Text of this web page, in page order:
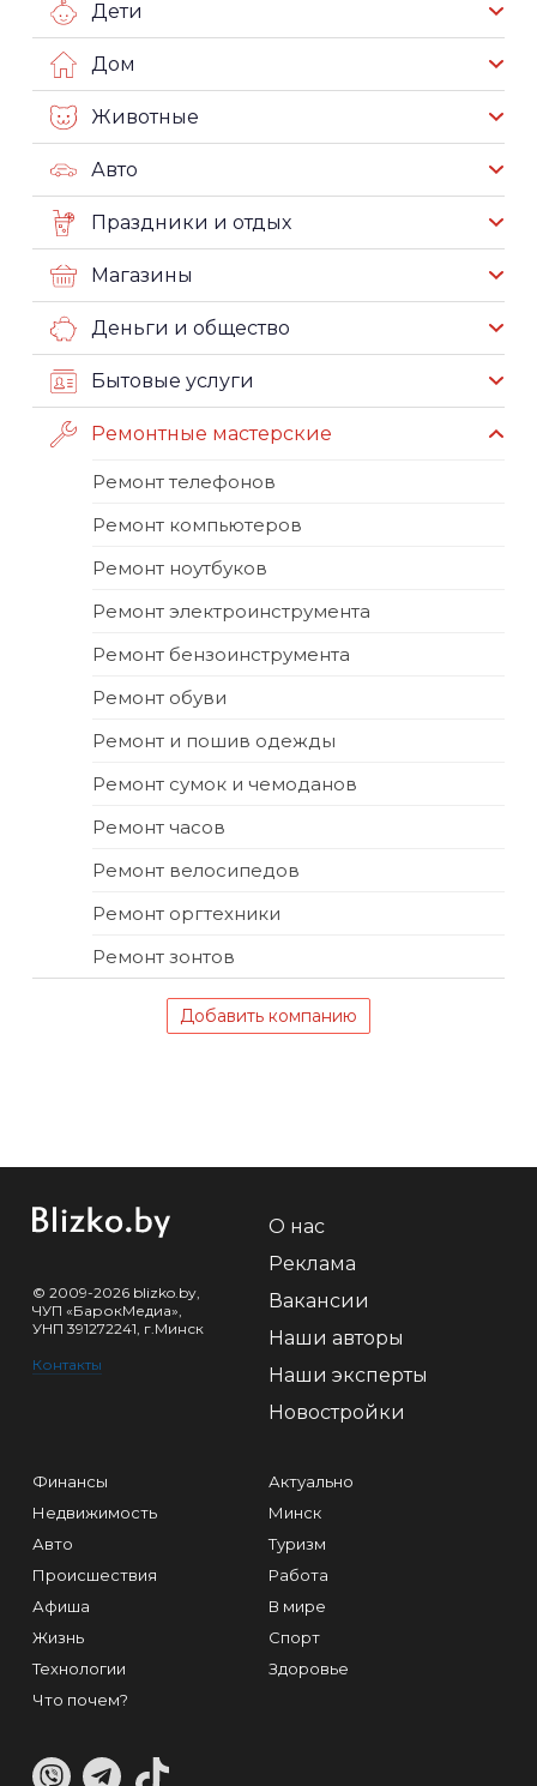
Дети
Дом
Животные
Авто
Праздники и отдых
Магазины
Деньги и общество
Бытовые услуги
Ремонтные мастерские
Ремонт телефонов
Ремонт компьютеров
Ремонт ноутбуков
Ремонт электроинструмента
Ремонт бензоинструмента
Ремонт обуви
Ремонт и пошив одежды
Ремонт сумок и чемоданов
Ремонт часов
Ремонт велосипедов
Ремонт оргтехники
Ремонт зонтов
Добавить компанию
© 2009-2026 blizko.by,
ЧУП «БарокМедиа»,
УНП 391272241, г.Минск
Контакты
О нас
Реклама
Вакансии
Наши авторы
Наши эксперты
Новостройки
Финансы
Недвижимость
Авто
Происшествия
Афиша
Жизнь
Технологии
Что почем?
Актуально
Минск
Туризм
Работа
В мире
Спорт
Здоровье